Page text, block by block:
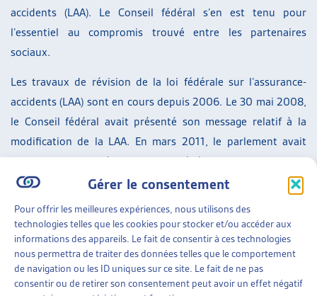
Gérer le consentement
Pour offrir les meilleures expériences, nous utilisons des
technologies telles que les cookies pour stocker et/ou accéder aux
informations des appareils. Le fait de consentir à ces technologies
nous permettra de traiter des données telles que le comportement
de navigation ou les ID uniques sur ce site. Le fait de ne pas
consentir ou de retirer son consentement peut avoir un effet négatif
accidents (LAA). Le Conseil fédéral s’en est tenu pour
l’essentiel au compromis trouvé entre les partenaires
sociaux.
Les travaux de révision de la loi fédérale sur l’assurance-
accidents (LAA) sont en cours depuis 2006. Le 30 mai 2008,
le Conseil fédéral avait présenté son message relatif à la
modification de la LAA. En mars 2011, le parlement avait
finalement renvoyé au Conseil fédéral le projet en lui
demandant de réduire le projet à l’essentiel. Les principales
réduction des rentes LAA à l’âge de la retraite, sont
présentées dans le document préparé par l’Artias en lien.
> Entrée en vigueur le 01.01.17 :communiqué de presse nov.
2016